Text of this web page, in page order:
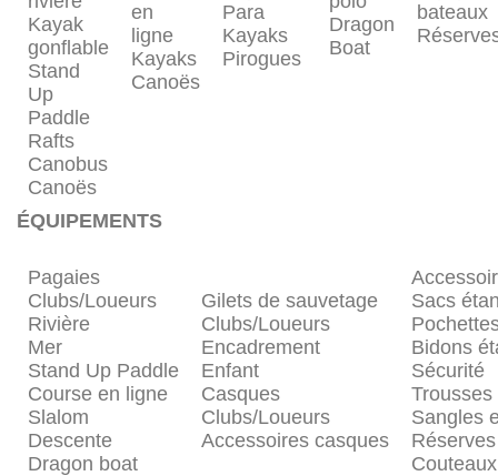
Kayak
gonflable
Stand
Up
Paddle
Rafts
Canobus
Canoës
en
ligne
Kayaks
Canoës
Para
Kayaks
Pirogues
Dragon
Boat
bateaux
ÉQUIPEMENTS
Pagaies
Clubs/Loueurs
Rivière
Mer
Stand Up Paddle
Course en ligne
Slalom
Descente
Dragon boat
Gilets de sauvetage
Clubs/Loueurs
Encadrement
Enfant
Casques
Clubs/Loueurs
Accessoires casques
Sacs
Bidons
Sécurité
Sangles
Réserves
Couteaux